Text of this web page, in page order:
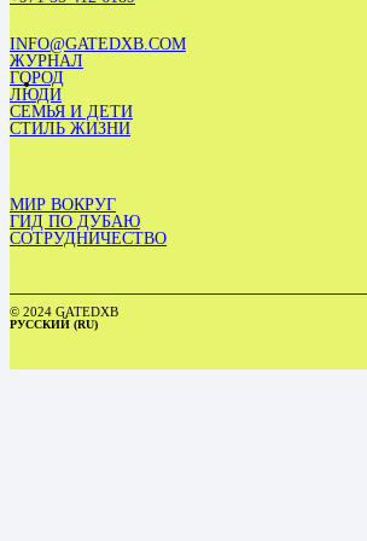
INFO@GATEDXB.COM
ЖУРНАЛ
ГОРОД
ЛЮДИ
СЕМЬЯ И ДЕТИ
СТИЛЬ ЖИЗНИ
МИР ВОКРУГ
ГИД ПО ДУБАЮ
СОТРУДНИЧЕСТВО
© 2024 GATEDXB
РУССКИЙ (RU)